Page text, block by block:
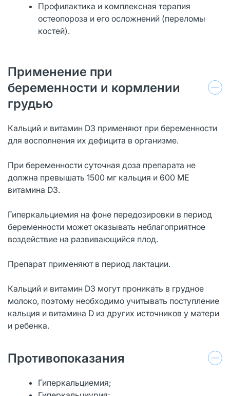
Профилактика и комплексная терапия
остеопороза и его осложнений (переломы
костей).
Применение при
беременности и кормлении
грудью
Кальций и витамин D3 применяют при беременности
для восполнения их дефицита в организме.
При беременности суточная доза препарата не
должна превышать 1500 мг кальция и 600 МЕ
витамина D3.
Гиперкальциемия на фоне передозировки в период
беременности может оказывать неблагоприятное
воздействие на развивающийся плод.
Препарат применяют в период лактации.
Кальций и витамин D3 могут проникать в грудное
молоко, поэтому необходимо учитывать поступление
кальция и витамина D из других источников у матери
и ребенка.
Противопоказания
Гиперкальциемия;